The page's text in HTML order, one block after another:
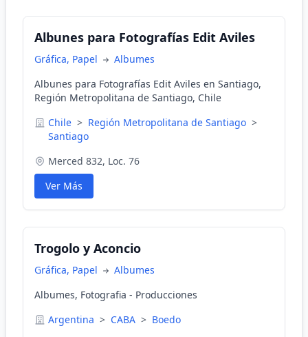
Albunes para Fotografías Edit Aviles
Gráfica, Papel
Albumes
Albunes para Fotografías Edit Aviles en Santiago,
Región Metropolitana de Santiago, Chile
Chile > Región Metropolitana de Santiago >
Santiago
Merced 832, Loc. 76
Ver Más
Trogolo y Aconcio
Gráfica, Papel
Albumes
Albumes, Fotografia - Producciones
Argentina > CABA > Boedo